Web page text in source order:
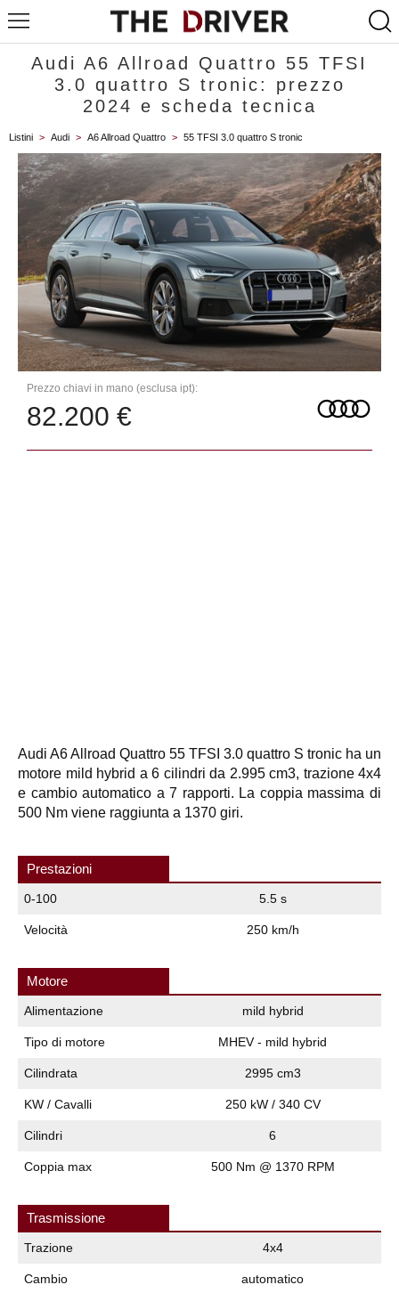
Audi A6 Allroad Quattro 55 TFSI
3.0 quattro S tronic: prezzo
2024 e scheda tecnica
Listini > Audi > A6 Allroad Quattro > 55 TFSI 3.0 quattro S tronic
Prezzo chiavi in mano (esclusa ipt):
82.200 €
Audi A6 Allroad Quattro 55 TFSI 3.0 quattro S tronic ha un
motore mild hybrid a 6 cilindri da 2.995 cm3, trazione 4x4
e cambio automatico a 7 rapporti. La coppia massima di
500 Nm viene raggiunta a 1370 giri.
Prestazioni
0-100 5.5 s
Velocità 250 km/h
Motore
Alimentazione mild hybrid
Tipo di motore MHEV - mild hybrid
Cilindrata 2995 cm3
KW / Cavalli 250 kW / 340 CV
Cilindri 6
Coppia max 500 Nm @ 1370 RPM
Trasmissione
Trazione 4x4
Cambio automatico